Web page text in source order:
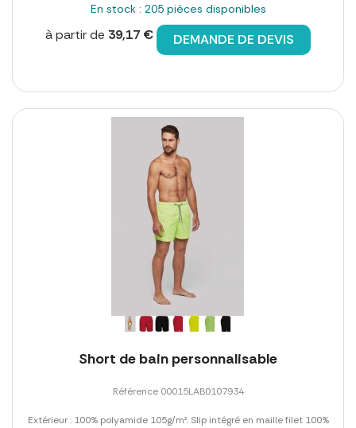
En stock : 205 pièces disponibles
à partir de 39,17 € DEMANDE DE DEVIS
Short de bain personnalisable
Référence 00015LAB0107934
Extérieur : 100% polyamide 105g/m². Slip intégré en maille filet 100%